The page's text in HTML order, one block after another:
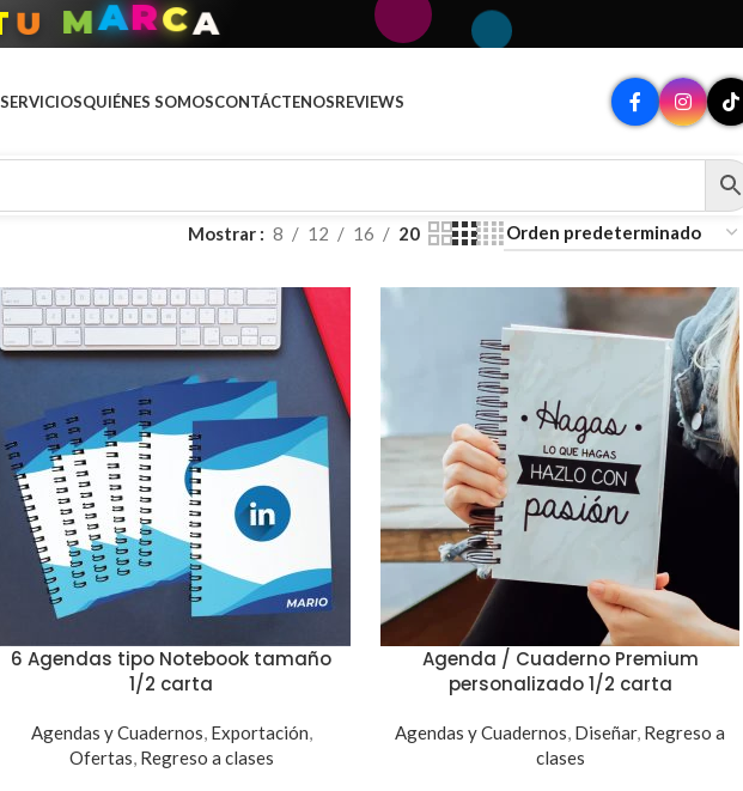
U MARCA
SERVICIOSQUIÉNES SOMOSCONTÁCTENOSREVIEWS
Mostrar 8 12 16 20
6 Agendas tipo Notebook tamaño
1/2 carta
Agendas y Cuadernos, Exportación,
Ofertas, Regreso a clases
Agenda / Cuaderno Premium
personalizado 1/2 carta
Agendas y Cuadernos, Diseñar, Regreso a
clases